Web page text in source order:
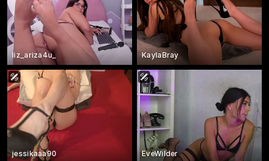
liz_ariza4u_ KaylaBray
jessikaaa90 EveWilder